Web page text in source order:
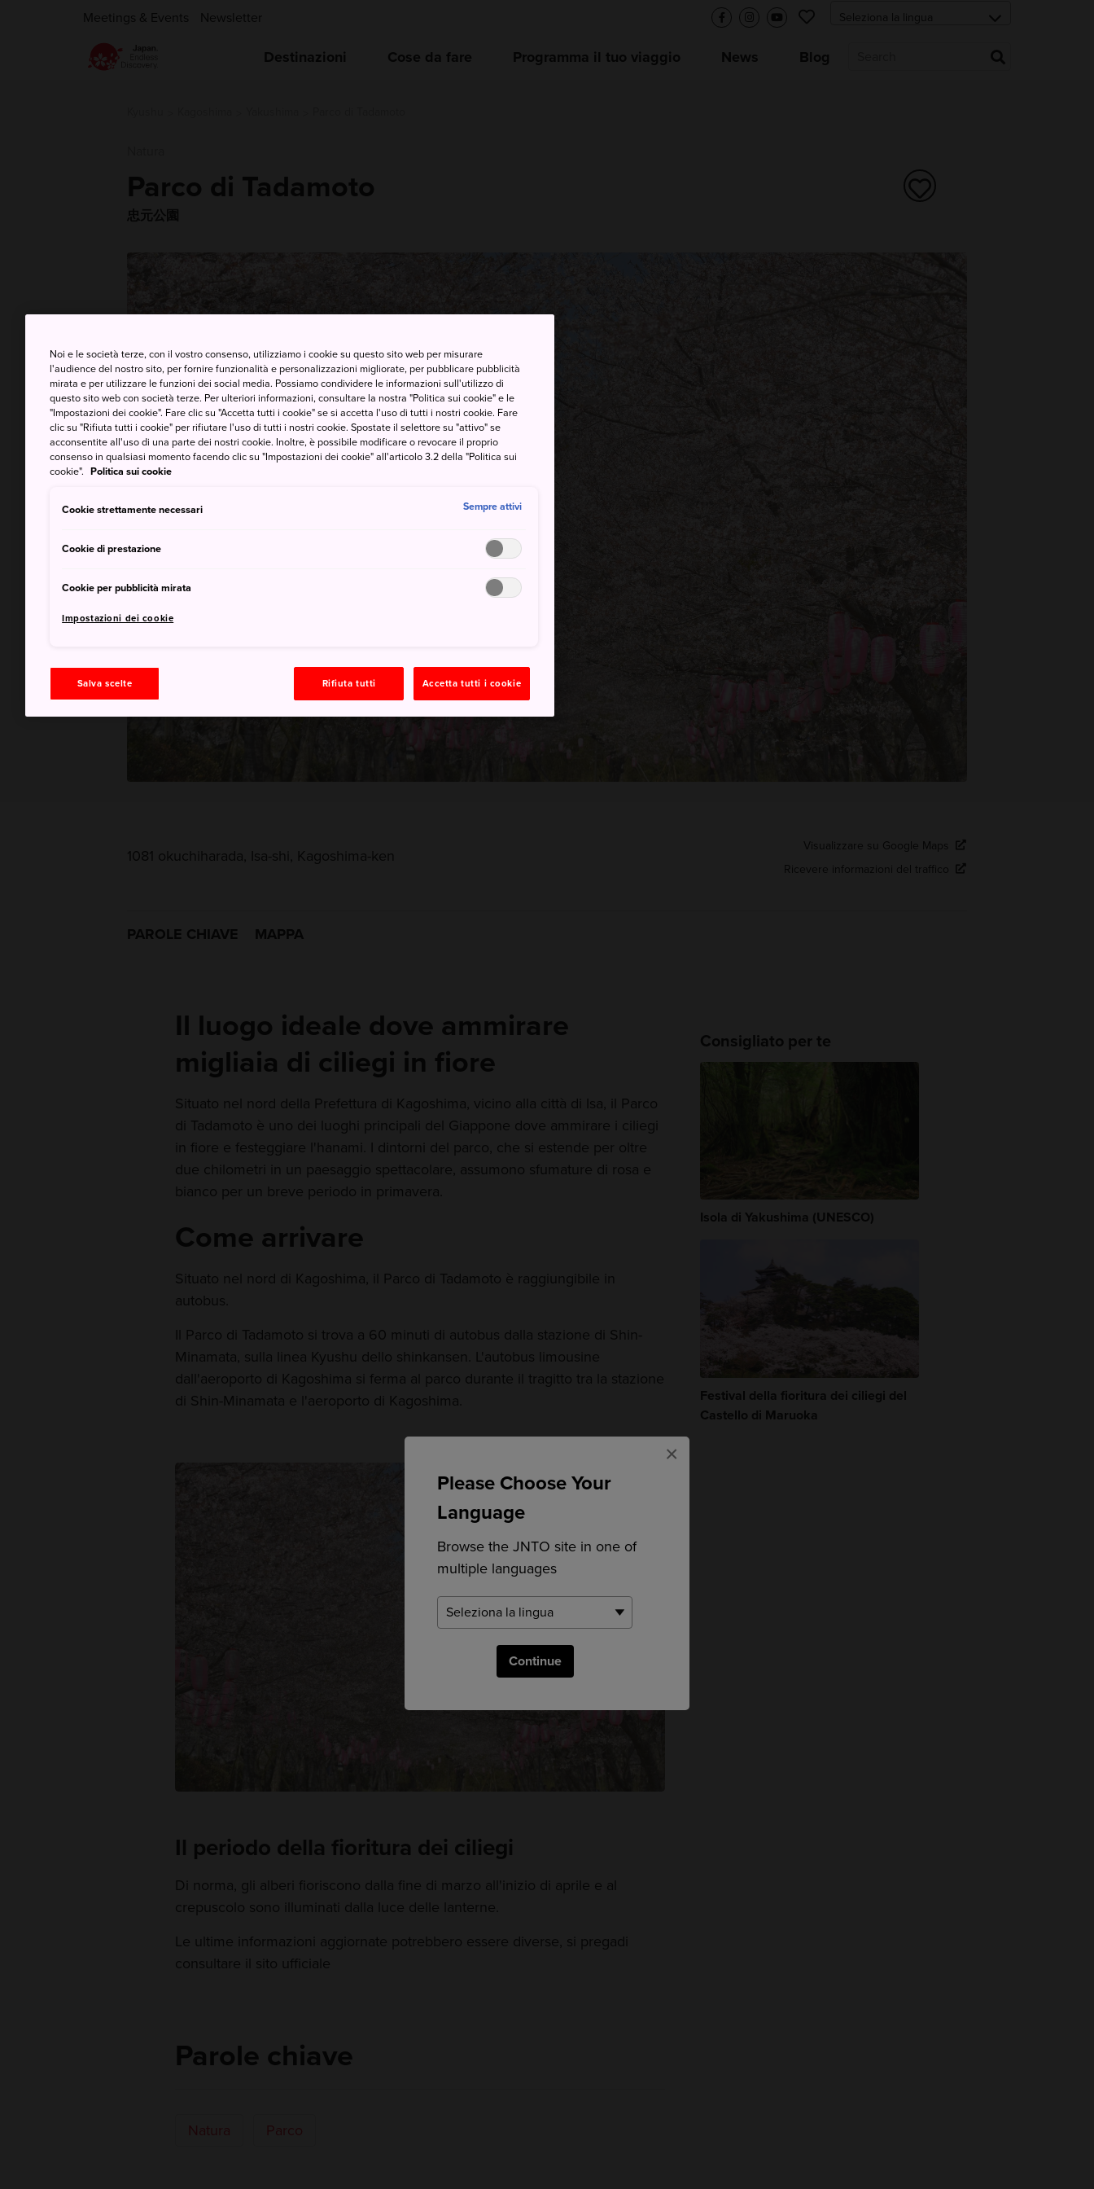
Please Choose Your
Language
Browse the JNTO site in one of
multiple languages
Continue
×
Meetings & Events Newsletter
Destinazioni Cose da fare Programma il tuo viaggio News Blog
Parco di Tadamoto
忠元公園
1081 okuchiharada, Isa-shi, Kagoshima-ken
Visualizzare su Google Maps
Ricevere informazioni del traffico
PAROLE CHIAVE MAPPA
Il luogo ideale dove ammirare
migliaia di ciliegi in fiore
Situato nel nord della Prefettura di Kagoshima, vicino alla città di Isa, il Parco
di Tadamoto è uno dei luoghi principali del Giappone dove ammirare i ciliegi
in fiore e festeggiare l'hanami. I dintorni del parco, che si estende per oltre
due chilometri in un paesaggio spettacolare, assumono sfumature di rosa e
bianco per un breve periodo in primavera.
Come arrivare
Situato nel nord di Kagoshima, il Parco di Tadamoto è raggiungibile in
autobus.
Il Parco di Tadamoto si trova a 60 minuti di autobus dalla stazione di Shin-
Minamata, sulla linea Kyushu dello shinkansen. L'autobus limousine
dall'aeroporto di Kagoshima si ferma al parco durante il tragitto tra la stazione
di Shin-Minamata e l'aeroporto di Kagoshima.
Il periodo della fioritura dei ciliegi
Di norma, gli alberi fioriscono dalla fine di marzo all'inizio di aprile e al
crepuscolo sono illuminati dalla luce delle lanterne.
Le ultime informazioni aggiornate potrebbero essere diverse, si pregadi
consultare il sito ufficiale
Parole chiave
Natura Parco
Consigliato per te
Isola di Yakushima (UNESCO)
Festival della fioritura dei ciliegi del
Castello di Maruoka
Noi e le società terze, con il vostro consenso, utilizziamo i cookie su questo sito web per misurare
l'audience del nostro sito, per fornire funzionalità e personalizzazioni migliorate, per pubblicare pubblicità
mirata e per utilizzare le funzioni dei social media. Possiamo condividere le informazioni sull'utilizzo di
questo sito web con società terze. Per ulteriori informazioni, consultare la nostra "Politica sui cookie" e le
"Impostazioni dei cookie". Fare clic su "Accetta tutti i cookie" se si accetta l'uso di tutti i nostri cookie. Fare
clic su "Rifiuta tutti i cookie" per rifiutare l'uso di tutti i nostri cookie. Spostate il selettore su "attivo" se
acconsentite all'uso di una parte dei nostri cookie. Inoltre, è possibile modificare o revocare il proprio
consenso in qualsiasi momento facendo clic su "Impostazioni dei cookie" all'articolo 3.2 della "Politica sui
cookie". Politica sui cookie
Cookie strettamente necessari Sempre attivi
Cookie di prestazione
Cookie per pubblicità mirata
Impostazioni dei cookie
Salva scelte Rifiuta tutti Accetta tutti i cookie